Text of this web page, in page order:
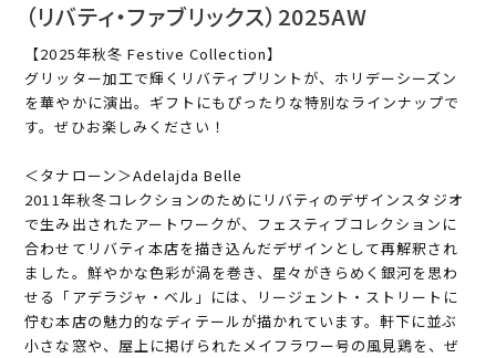
（リバティ・ファブリックス）2025AW
【2025年秋冬 Festive Collection】
グリッター加工で輝くリバティプリントが、ホリデーシーズン
を華やかに演出。ギフトにもぴったりな特別なラインナップで
す。ぜひお楽しみください！
＜タナローン＞Adelajda Belle
2011年秋冬コレクションのためにリバティのデザインスタジオ
で生み出されたアートワークが、フェスティブコレクションに
合わせてリバティ本店を描き込んだデザインとして再解釈され
ました。鮮やかな色彩が渦を巻き、星々がきらめく銀河を思わ
せる「アデラジャ・ベル」には、リージェント・ストリートに
佇む本店の魅力的なディテールが描かれています。軒下に並ぶ
小さな窓や、屋上に掲げられたメイフラワー号の風見鶏を、ぜ